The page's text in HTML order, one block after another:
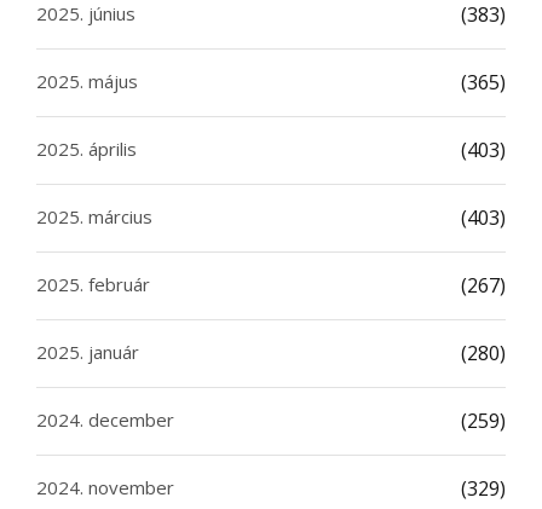
2025. június (383)
2025. május (365)
2025. április (403)
2025. március (403)
2025. február (267)
2025. január (280)
2024. december (259)
2024. november (329)